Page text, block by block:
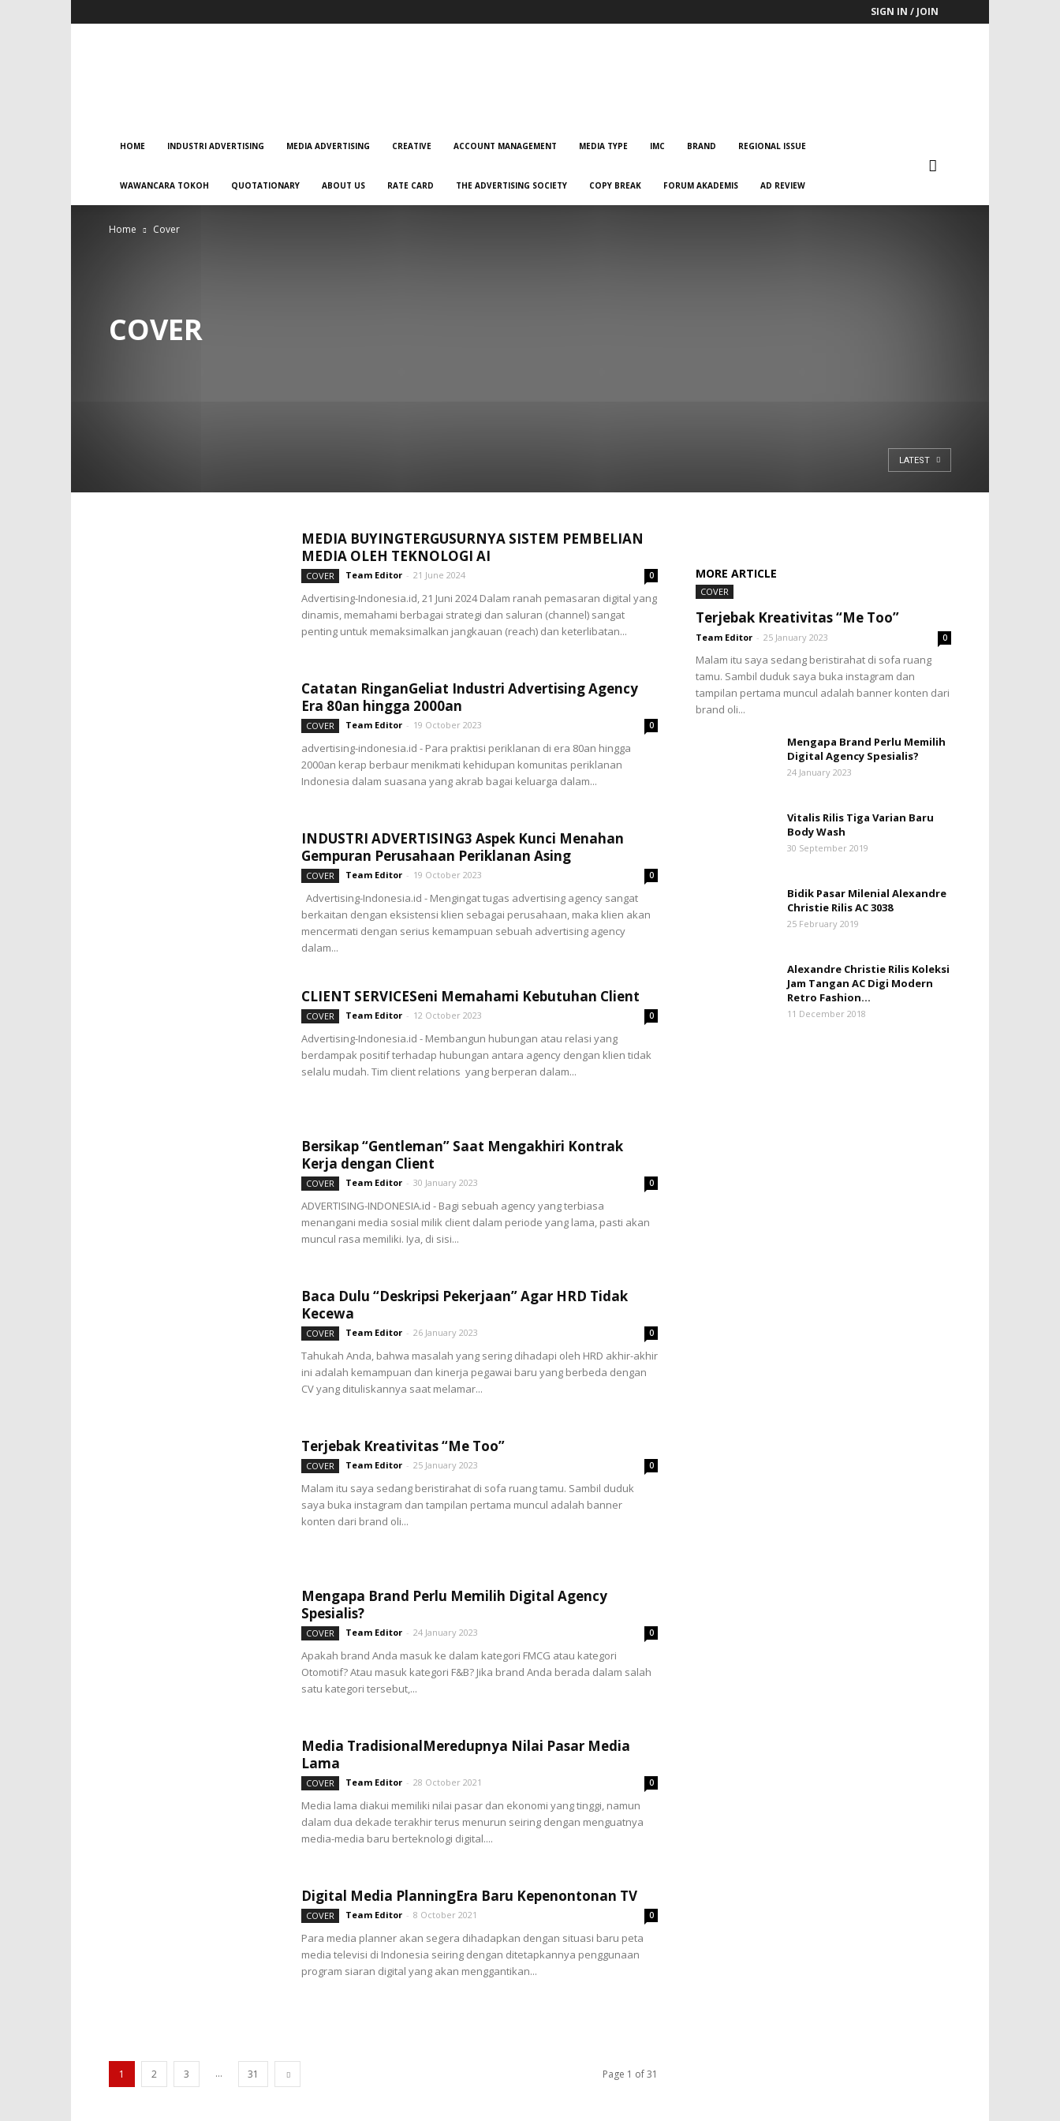
SIGN IN / JOIN
HOME INDUSTRI ADVERTISING MEDIA ADVERTISING CREATIVE ACCOUNT MANAGEMENT MEDIA TYPE IMC BRAND REGIONAL ISSUE
WAWANCARA TOKOH QUOTATIONARY ABOUT US RATE CARD THE ADVERTISING SOCIETY COPY BREAK FORUM AKADEMIS AD REVIEW
Home Cover
COVER
LATEST
MEDIA BUYINGTERGUSURNYA SISTEM PEMBELIAN
MEDIA OLEH TEKNOLOGI AI
COVER Team Editor - 21 June 2024 0
Advertising-Indonesia.id, 21 Juni 2024 Dalam ranah pemasaran digital yang
dinamis, memahami berbagai strategi dan saluran (channel) sangat
penting untuk memaksimalkan jangkauan (reach) dan keterlibatan...
Catatan RinganGeliat Industri Advertising Agency
Era 80an hingga 2000an
COVER Team Editor - 19 October 2023 0
advertising-indonesia.id - Para praktisi periklanan di era 80an hingga
2000an kerap berbaur menikmati kehidupan komunitas periklanan
Indonesia dalam suasana yang akrab bagai keluarga dalam...
INDUSTRI ADVERTISING3 Aspek Kunci Menahan
Gempuran Perusahaan Periklanan Asing
COVER Team Editor - 19 October 2023 0
Advertising-Indonesia.id - Mengingat tugas advertising agency sangat
berkaitan dengan eksistensi klien sebagai perusahaan, maka klien akan
mencermati dengan serius kemampuan sebuah advertising agency
dalam...
CLIENT SERVICESeni Memahami Kebutuhan Client
COVER Team Editor - 12 October 2023 0
Advertising-Indonesia.id - Membangun hubungan atau relasi yang
berdampak positif terhadap hubungan antara agency dengan klien tidak
selalu mudah. Tim client relations yang berperan dalam...
Bersikap “Gentleman” Saat Mengakhiri Kontrak
Kerja dengan Client
COVER Team Editor - 30 January 2023 0
ADVERTISING-INDONESIA.id - Bagi sebuah agency yang terbiasa
menangani media sosial milik client dalam periode yang lama, pasti akan
muncul rasa memiliki. Iya, di sisi...
Baca Dulu “Deskripsi Pekerjaan” Agar HRD Tidak
Kecewa
COVER Team Editor - 26 January 2023 0
Tahukah Anda, bahwa masalah yang sering dihadapi oleh HRD akhir-akhir
ini adalah kemampuan dan kinerja pegawai baru yang berbeda dengan
CV yang dituliskannya saat melamar...
Terjebak Kreativitas “Me Too”
COVER Team Editor - 25 January 2023 0
Malam itu saya sedang beristirahat di sofa ruang tamu. Sambil duduk
saya buka instagram dan tampilan pertama muncul adalah banner
konten dari brand oli...
Mengapa Brand Perlu Memilih Digital Agency
Spesialis?
COVER Team Editor - 24 January 2023 0
Apakah brand Anda masuk ke dalam kategori FMCG atau kategori
Otomotif? Atau masuk kategori F&B? Jika brand Anda berada dalam salah
satu kategori tersebut,...
Media TradisionalMeredupnya Nilai Pasar Media
Lama
COVER Team Editor - 28 October 2021 0
Media lama diakui memiliki nilai pasar dan ekonomi yang tinggi, namun
dalam dua dekade terakhir terus menurun seiring dengan menguatnya
media-media baru berteknologi digital....
Digital Media PlanningEra Baru Kepenontonan TV
COVER Team Editor - 8 October 2021 0
Para media planner akan segera dihadapkan dengan situasi baru peta
media televisi di Indonesia seiring dengan ditetapkannya penggunaan
program siaran digital yang akan menggantikan...
1 2 3 ... 31 Page 1 of 31
MORE ARTICLE
COVER
Terjebak Kreativitas “Me Too”
Team Editor - 25 January 2023 0
Malam itu saya sedang beristirahat di sofa ruang
tamu. Sambil duduk saya buka instagram dan
tampilan pertama muncul adalah banner konten dari
brand oli...
Mengapa Brand Perlu Memilih
Digital Agency Spesialis?
24 January 2023
Vitalis Rilis Tiga Varian Baru
Body Wash
30 September 2019
Bidik Pasar Milenial Alexandre
Christie Rilis AC 3038
25 February 2019
Alexandre Christie Rilis Koleksi
Jam Tangan AC Digi Modern
Retro Fashion...
11 December 2018